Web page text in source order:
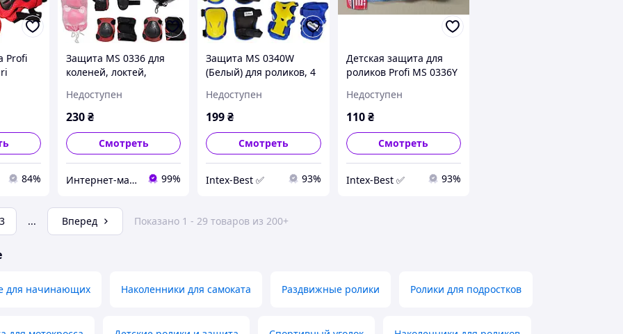
Profi
84%
Защита MS 0336 для
коленей, локтей,
Недоступен
230₴
Смотреть
Интернет-магазин "Intex-ua" 99%
Защита MS 0340W
(Белый) для роликов, 4
Недоступен
199₴
Смотреть
Intex-Best ✅ 93%
Детская защита для
роликов Profi MS 0336Y
Недоступен
110 ₴
Смотреть
Intex-Best ✅ 93%
3 ... Вперед Показано 1 - 29 товаров из 200+
для начинающих Наколенники для самоката Раздвижные ролики Ролики для подростков